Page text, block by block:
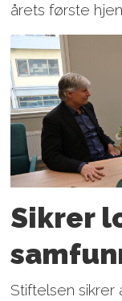
årets første
Sikrer
Stiftelsen sikrer